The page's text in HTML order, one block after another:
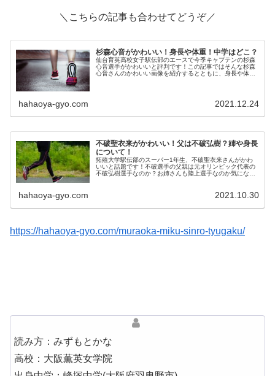
＼こちらの記事も合わせてどうぞ／
杉森心音がかわいい！身長や体重！中学はどこ？
仙台育英高校女子駅伝部のエースで今季キャプテンの杉森
心音選手がかわいいと評判です！この記事ではそんな杉森
心音さんのかわいい画像を紹介するとともに、身長や体
hahaoya-gyo.com 2021.12.24
不破聖衣来がかわいい！父は不破弘樹？姉や身長
について！
拓殖大学駅伝部のスーパー1年生、不破聖衣来さんがかわ
いいと話題です！不破選手の父親は元オリンピック代表の
不破弘樹選手なのか？お姉さんも陸上選手なのか気になる
hahaoya-gyo.com 2021.10.30
https://hahaoya-gyo.com/muraoka-miku-sinro-tyugaku/
読み方：みずもとかな
高校：大阪薫英女学院